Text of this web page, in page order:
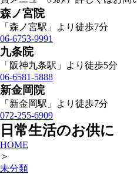
森ノ宮院
「森ノ宮駅」より徒歩7分
06-6753-9991
九条院
「阪神九条駅」より徒歩5分
06-6581-5888
新金岡院
「新金岡駅」より徒歩7分
072-255-6909
日常生活のお供に
HOME
＞
未分類